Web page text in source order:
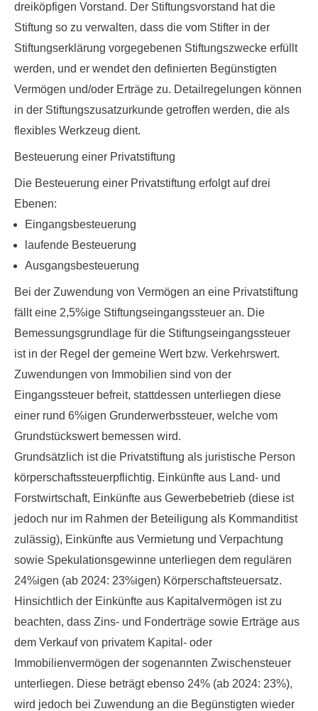
dreiköpfigen Vorstand. Der Stiftungsvorstand hat die
Stiftung so zu verwalten, dass die vom Stifter in der
Stiftungserklärung vorgegebenen Stiftungszwecke erfüllt
werden, und er wendet den definierten Begünstigten
Vermögen und/oder Erträge zu. Detailregelungen können
in der Stiftungszusatzurkunde getroffen werden, die als
flexibles Werkzeug dient.
Besteuerung einer Privatstiftung
Die Besteuerung einer Privatstiftung erfolgt auf drei
Ebenen:
Eingangsbesteuerung
laufende Besteuerung
Ausgangsbesteuerung
Bei der Zuwendung von Vermögen an eine Privatstiftung
fällt eine 2,5%ige Stiftungseingangssteuer an. Die
Bemessungsgrundlage für die Stiftungseingangssteuer
ist in der Regel der gemeine Wert bzw. Verkehrswert.
Zuwendungen von Immobilien sind von der
Eingangssteuer befreit, stattdessen unterliegen diese
einer rund 6%igen Grunderwerbssteuer, welche vom
Grundstückswert bemessen wird.
Grundsätzlich ist die Privatstiftung als juristische Person
körperschaftssteuerpflichtig. Einkünfte aus Land- und
Forstwirtschaft, Einkünfte aus Gewerbebetrieb (diese ist
jedoch nur im Rahmen der Beteiligung als Kommanditist
zulässig), Einkünfte aus Vermietung und Verpachtung
sowie Spekulationsgewinne unterliegen dem regulären
24%igen (ab 2024: 23%igen) Körperschaftsteuersatz.
Hinsichtlich der Einkünfte aus Kapitalvermögen ist zu
beachten, dass Zins- und Fonderträge sowie Erträge aus
dem Verkauf von privatem Kapital- oder
Immobilienvermögen der sogenannten Zwischensteuer
unterliegen. Diese beträgt ebenso 24% (ab 2024: 23%),
wird jedoch bei Zuwendung an die Begünstigten wieder